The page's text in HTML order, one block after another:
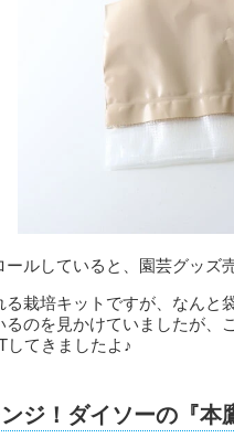
ールしていると、園芸グッズ
る栽培キットですが、なんと
るのを見かけていましたが
してきましたよ♪
ジ！ダイソーの『本